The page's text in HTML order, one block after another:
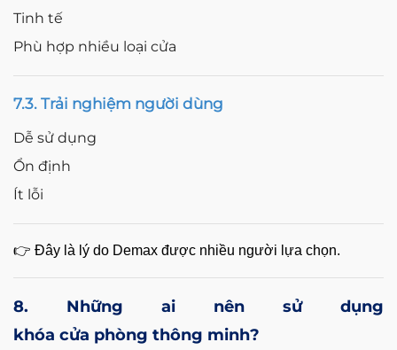
Tinh tế
Phù hợp nhiều loại cửa
7.3. Trải nghiệm người dùng
Dễ sử dụng
Ổn định
Ít lỗi
👉 Đây là lý do Demax được nhiều người lựa chọn.
8. Những ai nên sử dụng
khóa cửa phòng thông minh?